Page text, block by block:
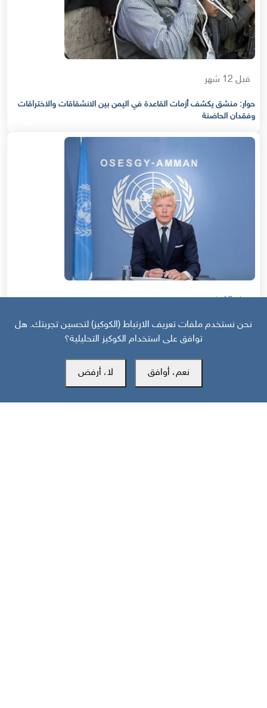
قبل 12 شهر
حوار: منشق يكشف أزمات القاعدة في اليمن بين الانشقاقات والاختراقات
وفقدان الحاضنة
قبل 12 شهر
المبعوث الأممي إلى اليمن: ندرك أهمية دعوات الجنوبيين للاستقلال أو
تقرير المصير (حوار خاص)
نحن نستخدم ملفات تعريف الارتباط (الكوكيز) لتحسين تجربتك. هل
توافق على استخدام الكوكيز التحليلية؟
نعم، أوافق لا، أرفض